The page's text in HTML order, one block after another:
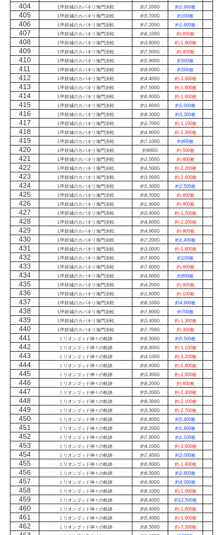
404 L甲鉄城のカバネリ海門決戦 約7,200G 約2,900枚
405 L甲鉄城のカバネリ海門決戦 約5,700G 約100枚
406 L甲鉄城のカバネリ海門決戦 約7,200G 約1,600枚
407 L甲鉄城のカバネリ海門決戦 約6,100G 約-800枚
408 L甲鉄城のカバネリ海門決戦 約3,800G 約-1,900枚
409 L甲鉄城のカバネリ海門決戦 約7,500G 約-400枚
410 L甲鉄城のカバネリ海門決戦 約5,900G 約500枚
411 L甲鉄城のカバネリ海門決戦 約9,000G 約500枚
412 L甲鉄城のカバネリ海門決戦 約4,400G 約-3,000枚
413 L甲鉄城のカバネリ海門決戦 約7,500G 約-1,800枚
414 L甲鉄城のカバネリ海門決戦 約6,600G 約-1,600枚
415 L甲鉄城のカバネリ海門決戦 約1,600G 約1,000枚
416 L甲鉄城のカバネリ海門決戦 約8,300G 約3,300枚
417 L甲鉄城のカバネリ海門決戦 約2,700G 約-1,100枚
418 L甲鉄城のカバネリ海門決戦 約4,800G 約-1,300枚
419 L甲鉄城のカバネリ海門決戦 約7,100G 約900枚
420 L甲鉄城のカバネリ海門決戦 約900G 約-500枚
421 L甲鉄城のカバネリ海門決戦 約2,500G 約-800枚
422 L甲鉄城のカバネリ海門決戦 約4,500G 約-2,200枚
423 L甲鉄城のカバネリ海門決戦 約3,500G 約-2,600枚
424 L甲鉄城のカバネリ海門決戦 約5,300G 約2,500枚
425 L甲鉄城のカバネリ海門決戦 約8,500G 約-800枚
426 L甲鉄城のカバネリ海門決戦 約1,900G 約-900枚
427 L甲鉄城のカバネリ海門決戦 約3,400G 約-1,200枚
428 L甲鉄城のカバネリ海門決戦 約4,600G 約-2,200枚
429 L甲鉄城のカバネリ海門決戦 約4,900G 約-900枚
430 L甲鉄城のカバネリ海門決戦 約7,200G 約1,400枚
431 L甲鉄城のカバネリ海門決戦 約3,000G 約-1,800枚
432 L甲鉄城のカバネリ海門決戦 約7,900G 約100枚
433 L甲鉄城のカバネリ海門決戦 約7,600G 約-600枚
434 L甲鉄城のカバネリ海門決戦 約4,600G 約600枚
435 L甲鉄城のカバネリ海門決戦 約4,200G 約-900枚
436 L甲鉄城のカバネリ海門決戦 約1,600G 約-100枚
437 L甲鉄城のカバネリ海門決戦 約8,100G 約4,600枚
438 L甲鉄城のカバネリ海門決戦 約7,800G 約700枚
439 L甲鉄城のカバネリ海門決戦 約3,400G 約-1,300枚
440 L甲鉄城のカバネリ海門決戦 約7,700G 約-300枚
441 ミリオンゴッド神々の軌跡 約6,500G 約5,500枚
442 ミリオンゴッド神々の軌跡 約8,000G 約-1,100枚
443 ミリオンゴッド神々の軌跡 約4,100G 約-3,200枚
444 ミリオンゴッド神々の軌跡 約6,600G 約-2,800枚
445 ミリオンゴッド神々の軌跡 約3,300G 約-2,600枚
446 ミリオンゴッド神々の軌跡 約8,200G 約-800枚
447 ミリオンゴッド神々の軌跡 約5,200G 約-2,300枚
448 ミリオンゴッド神々の軌跡 約8,300G 約-2,100枚
449 ミリオンゴッド神々の軌跡 約3,300G 約-2,700枚
450 ミリオンゴッド神々の軌跡 約6,800G 約5,400枚
451 ミリオンゴッド神々の軌跡 約8,200G 約1,800枚
452 ミリオンゴッド神々の軌跡 約7,900G 約1,100枚
453 ミリオンゴッド神々の軌跡 約4,100G 約-3,600枚
454 ミリオンゴッド神々の軌跡 約7,400G 約2,000枚
455 ミリオンゴッド神々の軌跡 約6,600G 約-1,400枚
456 ミリオンゴッド神々の軌跡 約6,500G 約2,800枚
457 ミリオンゴッド神々の軌跡 約6,900G 約4,000枚
458 ミリオンゴッド神々の軌跡 約8,100G 約-1,000枚
459 ミリオンゴッド神々の軌跡 約8,400G 約12,500枚
460 ミリオンゴッド神々の軌跡 約6,400G 約-1,800枚
461 ミリオンゴッド神々の軌跡 約5,400G 約-1,900枚
462 ミリオンゴッド神々の軌跡 約8,500G 約-3,300枚